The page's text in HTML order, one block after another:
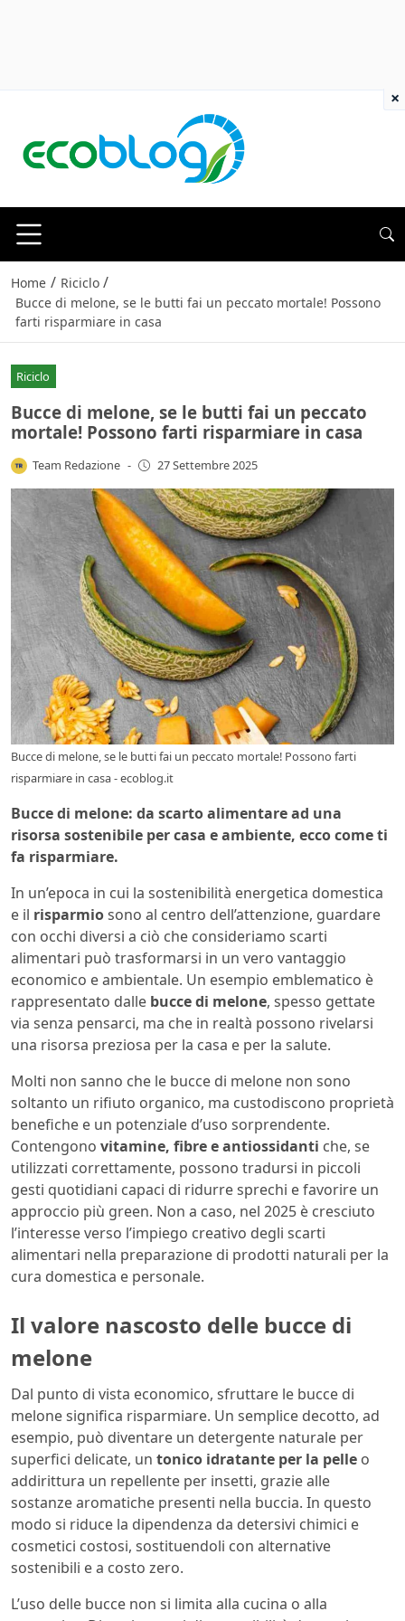
Home / Riciclo /
Bucce di melone, se le butti fai un peccato mortale! Possono
farti risparmiare in casa
Riciclo
Bucce di melone, se le butti fai un peccato
mortale! Possono farti risparmiare in casa
Team Redazione - 27 Settembre 2025
Bucce di melone, se le butti fai un peccato mortale! Possono farti
risparmiare in casa - ecoblog.it
Bucce di melone: ​​da scarto alimentare ad una
risorsa sostenibile per casa e ambiente, ecco come ti
fa risparmiare.
In un’epoca in cui la sostenibilità energetica domestica
e il risparmiosono al centro dell’attenzione, guardare
con occhi diversi a ciò che consideriamo scarti
alimentari può trasformarsi in un vero vantaggio
economico e ambientale. Un esempio emblematico è
rappresentato dalle bucce di melone, spesso gettate
via senza pensarci, ma che in realtà possono rivelarsi
una risorsa preziosa per la casa e per la salute.
Molti non sanno che le bucce di melone non sono
soltanto un rifiuto organico, ma custodiscono proprietà
benefiche e un potenziale d’uso sorprendente.
Contengono vitamine, fibre e antiossidanti che, se
utilizzati correttamente, possono tradursi in piccoli
gesti quotidiani capaci di ridurre sprechi e favorire un
approccio più green. Non a caso, nel 2025 è cresciuto
l’interesse verso l’impiego creativo degli scarti
alimentari nella preparazione di prodotti naturali per la
cura domestica e personale.
Il valore nascosto delle bucce di
melone
Dal punto di vista economico, sfruttare le bucce di
melone significa risparmiare. Un semplice decotto, ad
esempio, può diventare un detergente naturale per
superfici delicate, un tonico idratante per la pelle o
addirittura un repellente per insetti, grazie alle
sostanze aromatiche presenti nella buccia. In questo
modo si riduce la dipendenza da detersivi chimici e
cosmetici costosi, sostituendoli con alternative
sostenibili e a costo zero.
L’uso delle bucce non si limita alla cucina o alla
×